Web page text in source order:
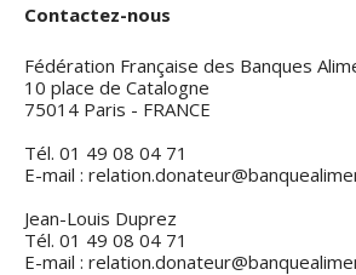
Contactez-nous
Fédération Française des Banques
10 place de Catalogne
75014 Paris - FRANCE
Tél. 01 49 08 04 71
E-mail :
Jean-Louis Duprez
Tél. 01 49 08 04 71
E-mail :